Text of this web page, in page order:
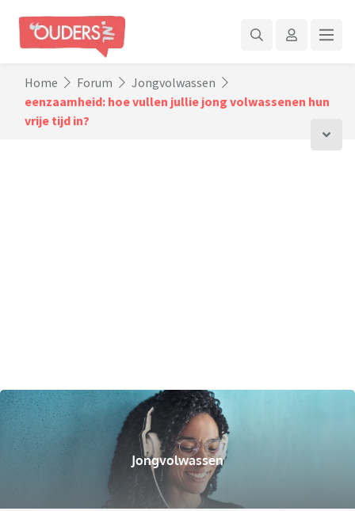
Home Forum
Jongvolwassen
eenzaamheid: hoe vullen jullie jong volwassenen hun
vrije tijd in?
Jongvolwassen